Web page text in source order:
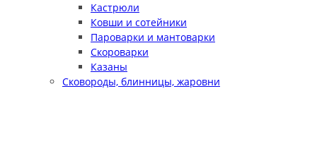
Кастрюли
Ковши и сотейники
Пароварки и мантоварки
Скороварки
Казаны
Сковороды, блинницы, жаровни